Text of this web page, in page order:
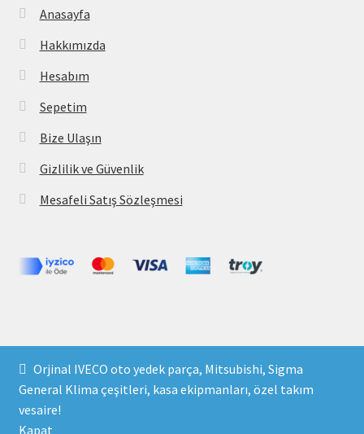
Orjinal IVECO oto yedek parça, Mitsubishi, Sigma
General Klima çeşitleri, kasa ekipmanları, özel takım
vesaire!
Kapat
Anasayfa
Hakkımızda
Hesabım
Sepetim
Bize Ulaşın
Gizlilik ve Güvenlik
Mesafeli Satış Sözleşmesi
Copyright 2021 © parcavs.com Tüm hakları saklıdır. Kredi
kartı bilgileriniz 256bit SSL sertifikası ile korunmaktadır.